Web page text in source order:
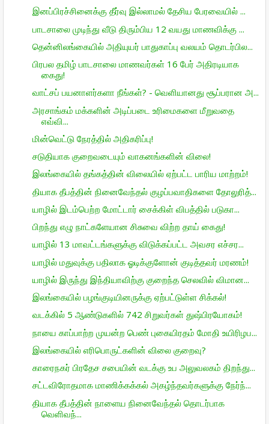
இனப்பிரச்சினைக்கு தீர்வு இல்லாமல் தேசிய பேரவையில் ...
பாடசாலை முடிந்து வீடு திரும்பிய 12 வயது மாணவிக்கு ...
தென்னிலங்கையில் அதியுயர் பாதுகாப்பு வலயம் தொடர்பில...
பிரபல தமிழ் பாடசாலை மாணவர்கள் 16 பேர் அதிரடியாக
கைது!
வாட்சப் பயனாளர்களா நீங்கள்? - வெளியானது சூப்பரான அ...
அரசாங்கம் மக்களின் அடிப்படை உரிமைகளை மீறுவதை
எவ்வி...
மின்வெட்டு நேரத்தில் அதிகரிப்பு!
சடுதியாக குறைவடையும் வாகனங்களின் விலை!
இலங்கையில் தங்கத்தின் விலையில் ஏற்பட்ட பாரிய மாற்றம்!
தியாக தீபத்தின் நினைவேந்தல் குழப்பவாதிகளை தோலுரித்...
யாழில் இடம்பெற்ற மோட்டார் சைக்கிள் விபத்தில் படுகா...
பிறந்து எழு நாட்களேயான சிசுவை விற்ற தாய் கைது!
யாழில் 13 மாவட்டங்களுக்கு விடுக்கப்பட்ட அவசர எச்சர...
யாழில் மதுவுக்கு பதிலாக ஓடிக்குளோன் குடித்தவர் மரணம்!
யாழில் இருந்து இந்தியாவிற்கு குறைந்த செலவில் விமான...
இலங்கையில் பழங்குடியினருக்கு ஏற்பட்டுள்ள சிக்கல்!
வடக்கில் 5 ஆண்டுகளில் 742 சிறுவர்கள் துஷ்பிரயோகம்!
நாயை காப்பாற்ற முயன்ற பெண் புகையிரதம் மோதி உயிரிழப...
இலங்கையில் எரிபொருட்களின் விலை குறைவு?
காரைநகர் பிரதேச சபையின் வடக்கு உப அலுவலகம் திறந்து...
சட்டவிரோதமாக மாணிக்கக்கல் அகழ்ந்தவர்களுக்கு நேர்ந்...
தியாக தீபத்தின் நாளைய நினைவேந்தல் தொடர்பாக
வெளிவந்...